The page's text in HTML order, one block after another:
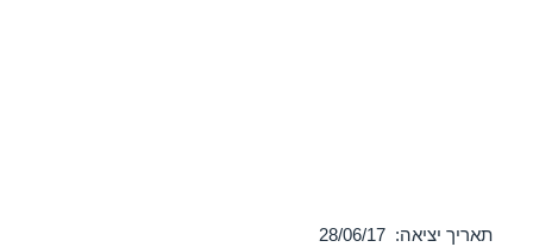
תאריך יציאה: 28/06/17